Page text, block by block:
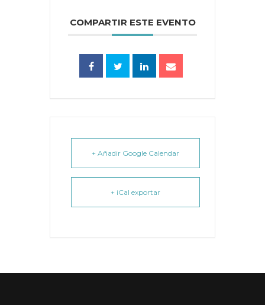
COMPARTIR ESTE EVENTO
+ Añadir Google Calendar
+ iCal exportar